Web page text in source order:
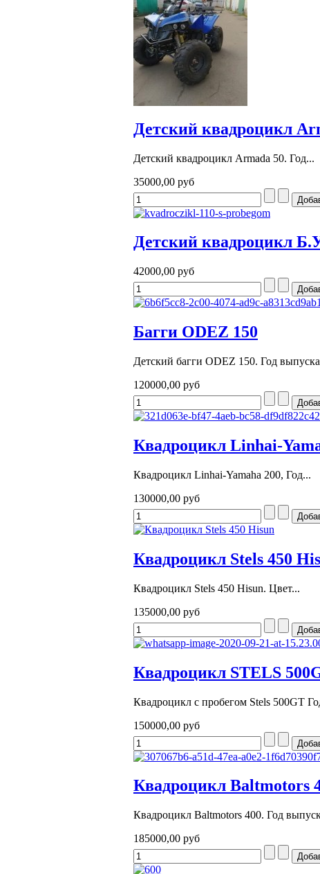
Детский квадроцикл
Детский квадроцикл Armada 50. Год...
35000,00 руб
Детский квадроцикл
42000,00 руб
Багги ODEZ 150
Детский багги ODEZ 150. Год
120000,00 руб
Квадроцикл Linhai-
Квадроцикл Linhai-Yamaha 200, Год...
130000,00 руб
Квадроцикл Stels 450
Квадроцикл Stels 450 Hisun. Цвет...
135000,00 руб
Квадроцикл STELS
Квадроцикл с пробегом Stels 500GT
150000,00 руб
Квадроцикл Baltmotors
Квадроцикл Baltmotors 400. Год
185000,00 руб